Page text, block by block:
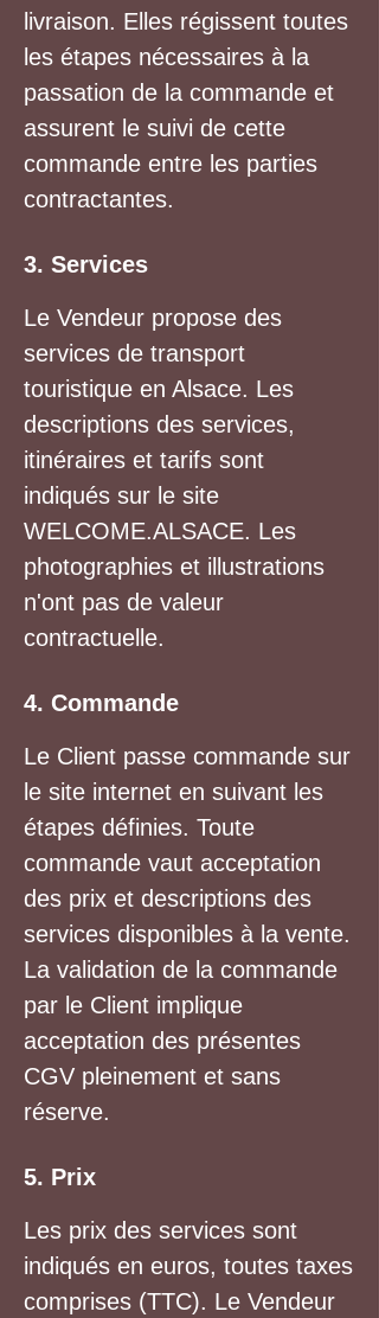
livraison. Elles régissent toutes
les étapes nécessaires à la
passation de la commande et
assurent le suivi de cette
commande entre les parties
contractantes.
3. Services
Le Vendeur propose des
services de transport
touristique en Alsace. Les
descriptions des services,
itinéraires et tarifs sont
indiqués sur le site
WELCOME.ALSACE. Les
photographies et illustrations
n'ont pas de valeur
contractuelle.
4. Commande
Le Client passe commande sur
le site internet en suivant les
étapes définies. Toute
commande vaut acceptation
des prix et descriptions des
services disponibles à la vente.
La validation de la commande
par le Client implique
acceptation des présentes
CGV pleinement et sans
réserve.
5. Prix
Les prix des services sont
indiqués en euros, toutes taxes
comprises (TTC). Le Vendeur